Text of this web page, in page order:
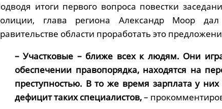
итоги первого вопроса повестки
глава региона Александр Моор
области проработать это
– Участковые – ближе всех к людям. Они
обеспечении правопорядка, находятся на
преступностью. В то же время зарплата у
дефицит таких специалистов,–